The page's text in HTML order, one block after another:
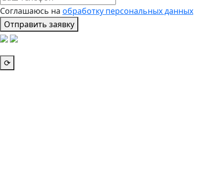
Соглашаюсь на обработку персональных данных
Отправить заявку
⟳